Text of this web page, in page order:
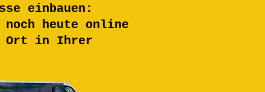
einbauen:
heute online
Ort in Ihrer